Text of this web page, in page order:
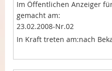
23.02.2008-Nr.02
nach